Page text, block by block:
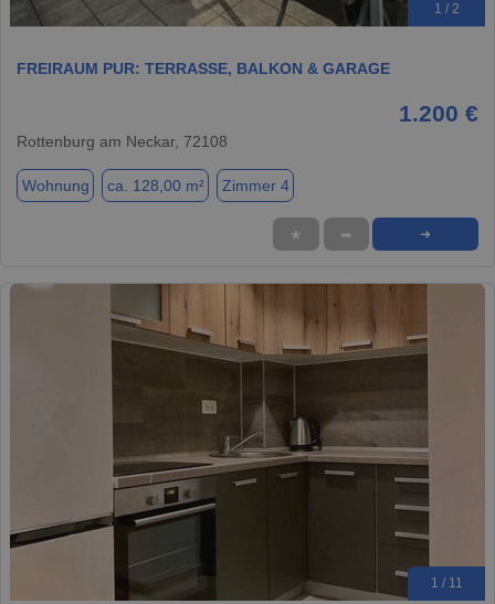
1 / 2
FREIRAUM PUR: TERRASSE, BALKON & GARAGE
1.200 €
Rottenburg am Neckar, 72108
Wohnung ca. 128,00 m² Zimmer 4
★ ➦ ➜
1 / 11